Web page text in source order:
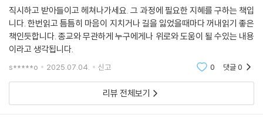
--- p.119
믿음과 신뢰는 삶에서 두려움을 이기는 강력한 도구입니다. 어떤 도전이든
그것이 처음에는 ‘거인’처럼 보일지 몰라도, 믿음과 긍정적인 마음가짐으
로 맞서고 이겨낸다면 그 도전은 결국 우리의 성장을 위한 ‘밥’이 될 것이라
믿고 굳건하게 앞으로 나아가야 합니다. 이러한 태도가 거대한 거인을 무
_ 아이작 뉴턴
도망이 아닌 직면으로, 포기가 아닌 회복으로!
세상은 빠르게 변화하고 있고 우리에게 늘 새로운 것을 요구한다. 하지만
깊은 깨달음과 통찰을 주는 성경 속 문장들이다. 톨스토이, 칸트, 마터 테레
사, 마틴 루터 킹, 빅터 프랭클처럼 각 시대를 이끌었던 현자들은 물론이고
직시하고 받아들이고 헤쳐나가세요. 그 과정에 필요한 지혜를 구하는 책입
니다. 한번읽고 틈틈히 마음이 지치거나 길을 잃었을때마다 꺼내읽기 좋은
책인듯합니다. 종교와 무관하게 누구에게나 위로와 도움이 될 수있는 내용
이라고 생각됩니다.
s*****o 2025.07.04. 신고 0 댓글0
리뷰 전체보기